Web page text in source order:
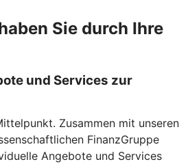
Sie durch Ihre
und Services zur
Zusammen mit unseren
FinanzGruppe
Angebote und Services